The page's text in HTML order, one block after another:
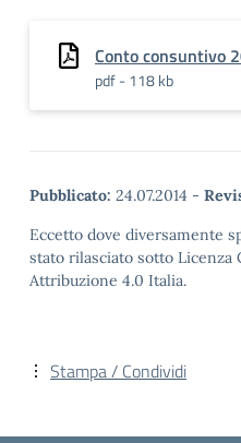
Conto consuntivo
pdf - 118 kb
Pubblicato: 24.07.2014 -
Eccetto dove diversamente
stato rilasciato sotto Licenza
Attribuzione 4.0 Italia.
Stampa / Condividi